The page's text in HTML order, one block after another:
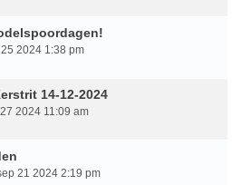
2024 1:38 pm
14-12-2024
2024 11:09 am
21 2024 2:19 pm